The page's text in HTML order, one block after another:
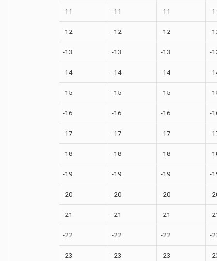
-11 -11 -11 -
-12 -12 -12 -
-13 -13 -13 -
-14 -14 -14 -
-15 -15 -15 -
-16 -16 -16 -
-17 -17 -17 -
-18 -18 -18 -
-19 -19 -19 -
-20 -20 -20 -
-21 -21 -21 -
-22 -22 -22 -
-23 -23 -23 -